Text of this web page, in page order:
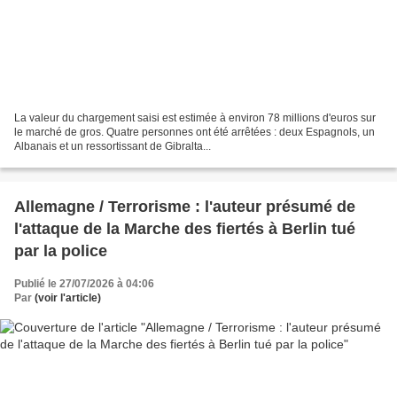
La valeur du chargement saisi est estimée à environ 78 millions d'euros sur
le marché de gros. Quatre personnes ont été arrêtées : deux Espagnols, un
Albanais et un ressortissant de Gibralta...
Allemagne / Terrorisme : l'auteur présumé de
l'attaque de la Marche des fiertés à Berlin tué
par la police
Publié le 27/07/2026 à 04:06
Par (voir l'article)